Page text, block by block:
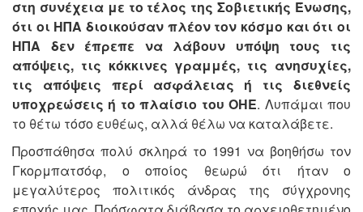
στη συνέχεια με το τέλος της Σοβιετικής Ένωσης,
ότι οι ΗΠΑ διοικούσαν πλέον τον κόσμο και ότι οι
ΗΠΑ δεν έπρεπε να λάβουν υπόψη τους τις
απόψεις, τις κόκκινες γραμμές, τις ανησυχίες,
τις απόψεις περί ασφάλειας ή τις διεθνείς
υποχρεώσεις ή το πλαίσιο του ΟΗΕ. Λυπάμαι που
το θέτω τόσο ευθέως, αλλά θέλω να καταλάβετε.
Προσπάθησα πολύ σκληρά το 1991 να βοηθήσω τον
Γκορμπατσόφ, ο οποίος θεωρώ ότι ήταν ο
μεγαλύτερος πολιτικός άνδρας της σύγχρονης